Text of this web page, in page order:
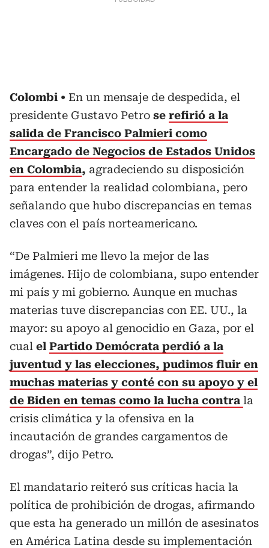
Colombi
En un mensaje de despedida, el
presidente Gustavo Petro se refirió a la
salida de Francisco Palmieri como
Encargado de Negocios de Estados Unidos
en Colombia, agradeciendo su disposición
para entender la realidad colombiana, pero
señalando que hubo discrepancias en temas
claves con el país norteamericano.
“De Palmieri me llevo la mejor de las
imágenes. Hijo de colombiana, supo entender
mi país y mi gobierno. Aunque en muchas
materias tuve discrepancias con EE. UU., la
mayor: su apoyo al genocidio en Gaza, por el
cual el Partido Demócrata perdió a la
juventud y las elecciones, pudimos fluir en
muchas materias y conté con su apoyo y el
de Biden en temas como la lucha contra la
crisis climática y la ofensiva en la
incautación de grandes cargamentos de
drogas”, dijo Petro.
El mandatario reiteró sus críticas hacia la
política de prohibición de drogas, afirmando
que esta ha generado un millón de asesinatos
en América Latina desde su implementación